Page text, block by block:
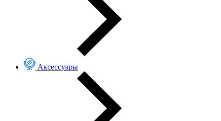
Аксессуары